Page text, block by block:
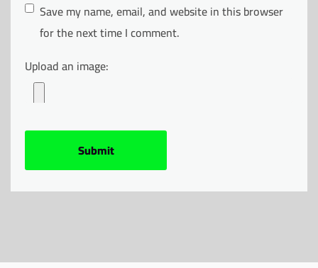
Save my name, email, and website in this browser
for the next time I comment.
Upload an image: